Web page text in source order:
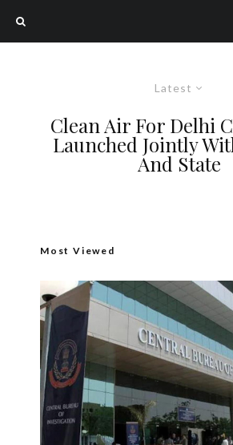
Latest
Clean Air For Delhi
Launched Jointly
And State
Most Viewed